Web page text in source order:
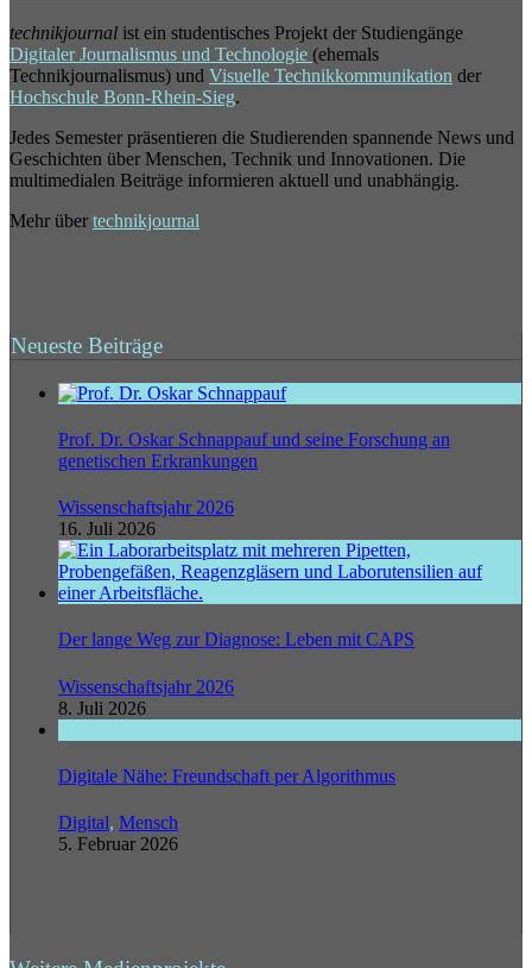
technikjournal ist ein studentisches Projekt der Studiengänge
Digitaler Journalismus und Technologie (ehemals
Technikjournalismus) und Visuelle Technikkommunikation der
Hochschule Bonn-Rhein-Sieg.
Jedes Semester präsentieren die Studierenden spannende News und
Geschichten über Menschen, Technik und Innovationen. Die
multimedialen Beiträge informieren aktuell und unabhängig.
Mehr über technikjournal
Neueste Beiträge
Prof. Dr. Oskar Schnappauf und seine Forschung an
genetischen Erkrankungen
Wissenschaftsjahr 2026
16. Juli 2026
Der lange Weg zur Diagnose: Leben mit CAPS
Wissenschaftsjahr 2026
8. Juli 2026
Digitale Nähe: Freundschaft per Algorithmus
Digital, Mensch
5. Februar 2026